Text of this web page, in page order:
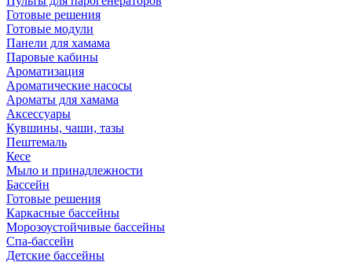
Готовые решения
Готовые модули
Панели для хамама
Паровые кабины
Ароматизация
Ароматические насосы
Ароматы для хамама
Аксессуары
Кувшины, чаши, тазы
Пештемаль
Кесе
Мыло и принадлежности
Бассейн
Готовые решения
Каркасные бассейны
Морозоустойчивые бассейны
Спа-бассейн
Детские бассейны